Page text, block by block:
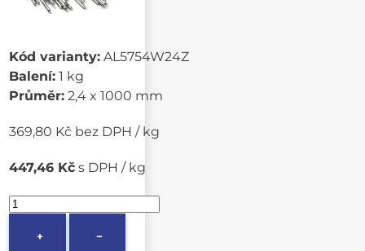
Kód varianty: AL5754W24Z
Balení: 1 kg
Průměr: 2,4 x 1000 mm
369,80 Kč bez DPH / kg
447,46 Kč s DPH / kg
+ −